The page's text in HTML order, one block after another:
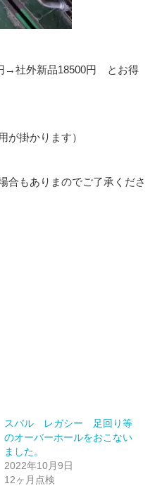
→社外新品18500円 とお得
が掛かります）
合もありまのでご了承くださ
スバル レガシー 足回り等
のオーバーホールをおこない
ました。
2022年10月9日
12ヶ月点検